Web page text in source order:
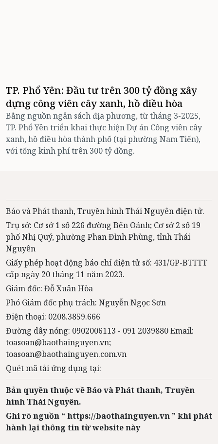
TP. Phổ Yên: Đầu tư trên 300 tỷ đồng xây
dựng công viên cây xanh, hồ điều hòa
Bằng nguồn ngân sách địa phương, từ tháng 3-2025,
TP. Phổ Yên triển khai thực hiện Dự án Công viên cây
xanh, hồ điều hòa thành phố (tại phường Nam Tiến),
với tổng kinh phí trên 300 tỷ đồng.
Báo và Phát thanh, Truyền hình Thái Nguyên điện tử.
Trụ sở: Cơ sở 1 số 226 đường Bến Oánh; Cơ sở 2 số 19
phố Nhị Quý, phường Phan Đình Phùng, tỉnh Thái
Nguyên
Giấy phép hoạt động báo chí điện tử số: 431/GP-BTTTT
cấp ngày 20 tháng 11 năm 2023.
Giám đốc: Đỗ Xuân Hòa
Phó Giám đốc phụ trách: Nguyễn Ngọc Sơn
Điện thoại: 0208.3859.666
Đường dây nóng: 0902006113 - 091 2039880 Email:
toasoan@baothainguyen.vn;
toasoan@baothainguyen.com.vn
Quét mã tải ứng dụng tại:
Bản quyền thuộc về Báo và Phát thanh, Truyền
hình Thái Nguyên.
Ghi rõ nguồn “ https://baothainguyen.vn ” khi phát
hành lại thông tin từ website này